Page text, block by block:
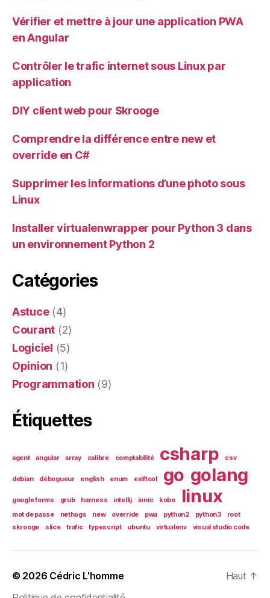
Vérifier et mettre à jour une application PWA
en Angular
Contrôler le trafic internet sous Linux par
application
DIY client web pour Skrooge
Comprendre la différence entre new et
override en C#
Supprimer les informations d’une photo sous
Linux
Installer virtualenwrapper pour Python 3 dans
un environnement Python 2
Catégories
Astuce(4)
Courant (2)
Logiciel (5)
Opinion (1)
Programmation (9)
Étiquettes
agent angular array calibre comptabilité csharp csv
debian débogueur english enum exiftool go golang
google forms grub harness intellij ionic kobo linux
mot de passe nethogs new override pwa python2 python3
root
skrooge
slice trafic typescript ubuntu virtualenv visual studio code
© 2026 Cédric L'homme
Haut ↑